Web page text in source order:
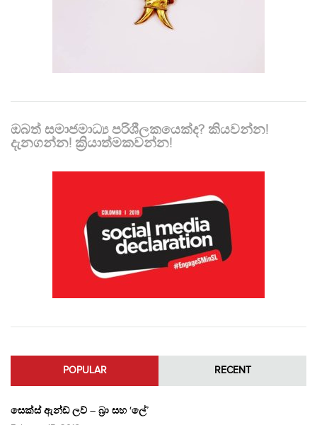
ඔබත් සමාජමාධ්‍ය පරිශීලකයෙක්ද? කියවන්න!
දැනගන්න! ක්‍රියාත්මකවන්න!
POPULAR RECENT
සෙක්ස් ඇන්ඩ් ලව් – බ්‍රා සහ ‘ලේ’